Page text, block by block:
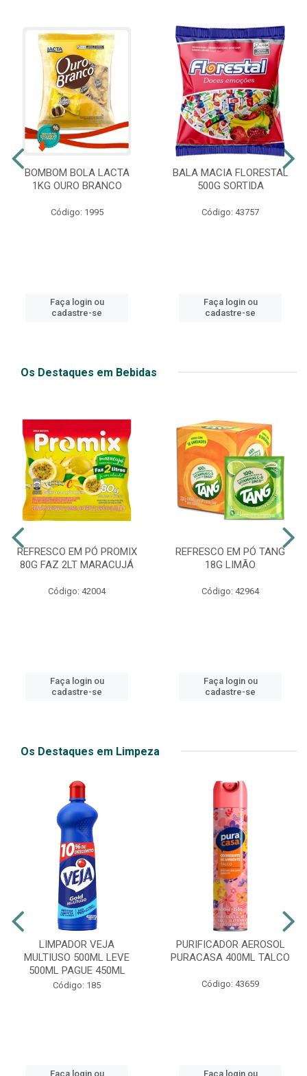
BOMBOM BOLA LACTA
1KG OURO BRANCO
Código: 1995
Faça login ou
cadastre-se
BALA MACIA FLORESTAL
500G SORTIDA
Código: 43757
Faça login ou
cadastre-se
Os Destaques em Bebidas
REFRESCO EM PÓ PROMIX
80G FAZ 2LT MARACUJÁ
Código: 42004
Faça login ou
cadastre-se
REFRESCO EM PÓ TANG
18G LIMÃO
Código: 42964
Faça login ou
cadastre-se
Os Destaques em Limpeza
LIMPADOR VEJA
MULTIUSO 500ML LEVE
500ML PAGUE 450ML
Código: 185
Faça login ou
PURIFICADOR AEROSOL
PURACASA 400ML TALCO
Código: 43659
Faça login ou